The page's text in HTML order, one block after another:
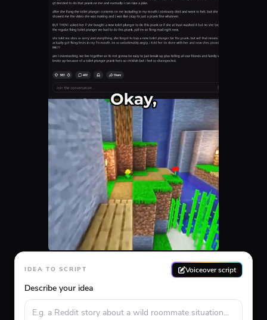
IDEA TO SCRIPT Voiceover script
Describe your idea